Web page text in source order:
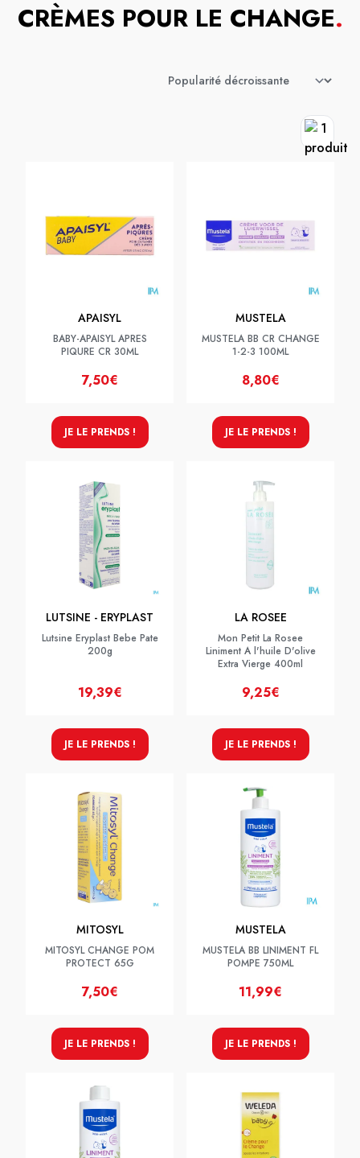
CRÈMES POUR LE CHANGE.
APAISYL
BABY-APAISYL APRES
PIQURE CR 30ML
7,50€
JE LE PRENDS !
MUSTELA
MUSTELA BB CR CHANGE
1-2-3 100ML
8,80€
JE LE PRENDS !
LUTSINE - ERYPLAST
Lutsine Eryplast Bebe Pate
200g
19,39€
JE LE PRENDS !
LA ROSEE
Mon Petit La Rosee
Liniment A l'huile D'olive
Extra Vierge 400ml
9,25€
JE LE PRENDS !
MITOSYL
MITOSYL CHANGE POM
PROTECT 65G
7,50€
JE LE PRENDS !
MUSTELA
MUSTELA BB LINIMENT FL
POMPE 750ML
11,99€
JE LE PRENDS !